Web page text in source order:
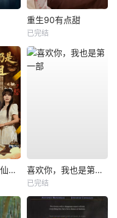
重生90有点甜
已完结
天降太奶奶是修仙老祖 喜欢你，我也是第一部
已完结